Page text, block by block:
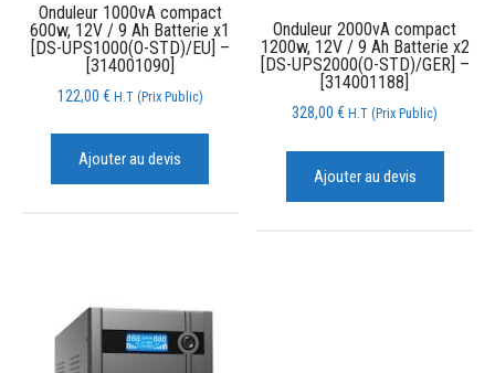
Onduleur 1000vA compact
600w, 12V / 9 Ah Batterie x1
[DS-UPS1000(O-STD)/EU] –
[314001090]
122,00 € H.T (Prix Public)
Ajouter au devis
Onduleur 2000vA compact
1200w, 12V / 9 Ah Batterie x2
[DS-UPS2000(O-STD)/GER] –
[314001188]
328,00€ H.T (Prix Public)
Ajouter au devis